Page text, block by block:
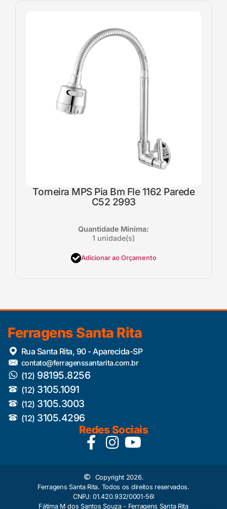
Torneira MPS Pia Bm Fle 1162 Parede
C52 2993
Quantidade Mínima:
1 unidade(s)
Adicionar ao Orçamento
Ferragens Santa Rita
Rua Santa Rita, 90 - Aparecida-SP
contato@ferragenssantarita.com.br
(12) 98195.8256
(12) 3105.1091
(12) 3105.3003
(12) 3105.4296
Redes Sociais
Copyright 2026.
Ferragens Santa Rita. Todos os direitos reservados.
CNPJ: 01.420.932/0001-56
Fátima M dos Santos Souza - Ferragens Santa Rita